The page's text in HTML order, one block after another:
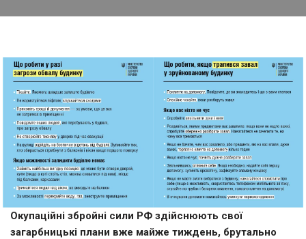
Окупаційні збройні сили РФ здійснюють свої
загарбницькі плани вже майже тиждень, брутально